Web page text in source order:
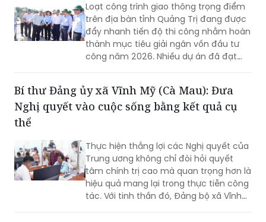
Loạt công trình giao thông trọng điểm
trên địa bàn tỉnh Quảng Trị đang được
đẩy nhanh tiến độ thi công nhằm hoàn
thành mục tiêu giải ngân vốn đầu tư
công năm 2026. Nhiều dự án đã đạt
giải phóng mặt bằng vẫn là "nút thắt"
cần sớm tháo gỡ để bảo đảm tiến độ
Bí thư Đảng ủy xã Vĩnh Mỹ (Cà Mau): Đưa
Nghị quyết vào cuộc sống bằng kết quả cụ
thể
Thực hiện thắng lợi các Nghị quyết của
Trung ương không chỉ đòi hỏi quyết
tâm chính trị cao mà quan trọng hơn là
hiệu quả mang lại trong thực tiễn công
tác. Với tinh thần đó, Đảng bộ xã Vĩnh